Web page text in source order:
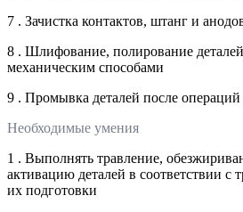
7 . Зачистка контактов, штанг и
8 . Шлифование, полирование
механическим способами
9 . Промывка деталей после операций
Необходимые умения
1 . Выполнять травление,
активацию деталей в соответствии с
их подготовки